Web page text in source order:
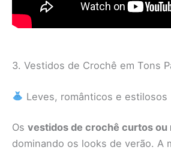
3. Vestidos de Crochê em Tons
Leves, românticos e estilosos
Os vestidos de crochê curtos ou
dominando os looks de verão. A